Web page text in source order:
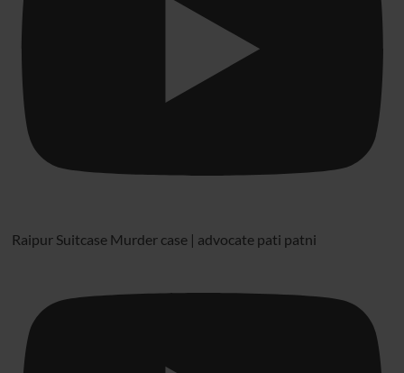
Raipur Suitcase Murder case | advocate pati patni